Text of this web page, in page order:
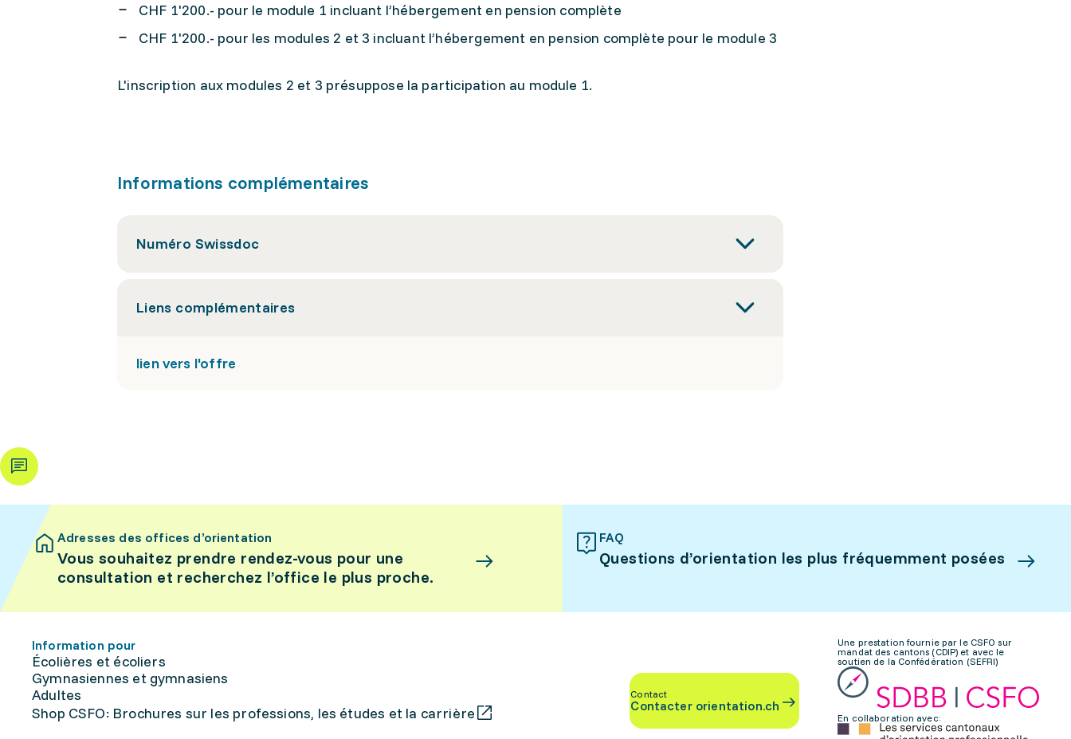
CHF 1'200.- pour le module 1 incluant l’hébergement en pension complète
CHF 1'200.- pour les modules 2 et 3 incluant l’hébergement en pension complète pour le module 3
L'inscription aux modules 2 et 3 présuppose la participation au module 1.
Informations complémentaires
Numéro Swissdoc
Liens complémentaires
lien vers l'offre
Adresses des offices d’orientation
Vous souhaitez prendre rendez-vous pour une
consultation et recherchez l’office le plus proche.
FAQ
Questions d’orientation les plus fréquemment posées
Information pour
Écolières et écoliers
Gymnasiennes et gymnasiens
Adultes
Shop CSFO: Brochures sur les professions, les études et la carrière
Contact
Contacter orientation.ch
Une prestation fournie par le CSFO sur
mandat des cantons (CDIP) et avec le
soutien de la Confédération (SEFRI)
En collaboration avec: